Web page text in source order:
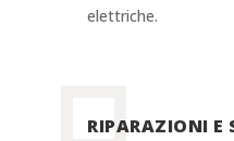
elettriche.
RIPARAZIONI E